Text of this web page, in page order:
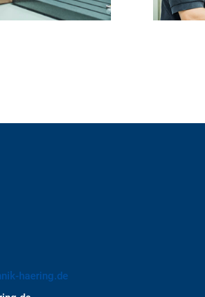
haering.de